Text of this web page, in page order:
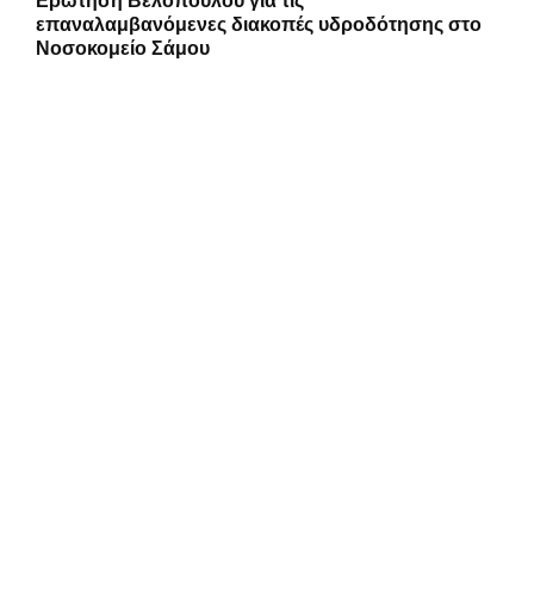
επαναλαμβανόμενες διακοπές υδροδότησης στο
Νοσοκομείο Σάμου